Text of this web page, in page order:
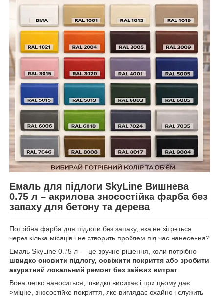
Емаль для підлоги SkyLine Вишнева
0.75 л – акрилова зносостійка фарба без
запаху для бетону та дерева
Потрібна фарба для підлоги без запаху, яка не зітреться
через кілька місяців і не створить проблем під час нанесення?
Емаль SkyLine 0.75 л — це зручне рішення, коли потрібно
швидко оновити підлогу, освіжити покриття або зробити
акуратний локальний ремонт без зайвих витрат
Вона легко наноситься, швидко висихає і при цьому дає
>міцне, зносостійке покриття, яке виглядає охайно і служить